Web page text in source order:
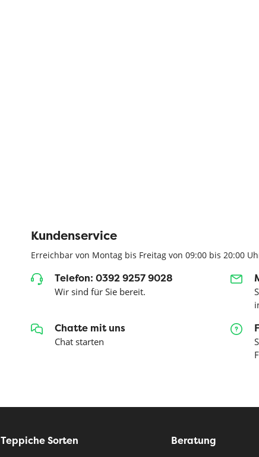
Kundenservice
Erreichbar von Montag bis Freitag von 09:00 bis 20:00
Telefon: 0392 9257 9028
Wir sind für Sie bereit.
Chatte mit uns
Chat starten
Teppiche Sorten Beratung